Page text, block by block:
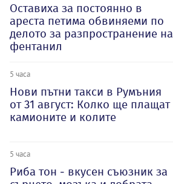
Оставиха за постоянно в
ареста петима обвиняеми по
делото за разпространение на
фентанил
5 часа
Нови пътни такси в Румъния
от 31 август: Колко ще плащат
камионите и колите
5 часа
Риба тон - вкусен съюзник за